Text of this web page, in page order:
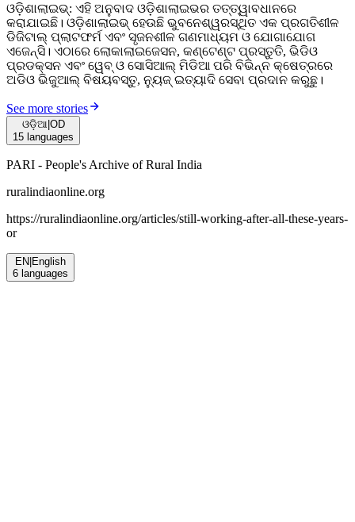
ଓଡ଼ିଶାଲାଇଭ୍: ଏହି ଅନୁବାଦ ଓଡ଼ିଶାଲାଇଭର ତତ୍ତ୍ୱାବଧାନରେ
କରାଯାଇଛି। ଓଡ଼ିଶାଲାଇଭ୍ ହେଉଛି ଭୁବନେଶ୍ୱରସ୍ଥିତ ଏକ ପ୍ରଗତିଶୀଳ
ଡିଜିଟାଲ୍ ପ୍ଲାଟଫର୍ମ ଏବଂ ସୃଜନଶୀଳ ଗଣମାଧ୍ୟମ ଓ ଯୋଗାଯୋଗ
ଏଜେନ୍ସି। ଏଠାରେ ଲୋକାଲାଇଜେସନ, କଣ୍ଟେଣ୍ଟ ପ୍ରସ୍ତୁତି, ଭିଡିଓ
ପ୍ରଡକ୍ସନ ଏବଂ ୱେବ୍ ଓ ସୋସିଆଲ୍ ମିଡିଆ ପରି ବିଭିନ୍ନ କ୍ଷେତ୍ରରେ
ଅଡିଓ ଭିଜୁଆଲ୍‌ ବିଷୟବସ୍ତୁ, ନ୍ୟୁଜ୍ ଇତ୍ୟାଦି ସେବା ପ୍ରଦାନ କରୁଛୁ।
See more stories
ଓଡ଼ିଆ|OD
15 languages
PARI - People's Archive of Rural India
ruralindiaonline.org
https://ruralindiaonline.org/articles/still-working-after-all-these-years-
or
EN|English
6 languages